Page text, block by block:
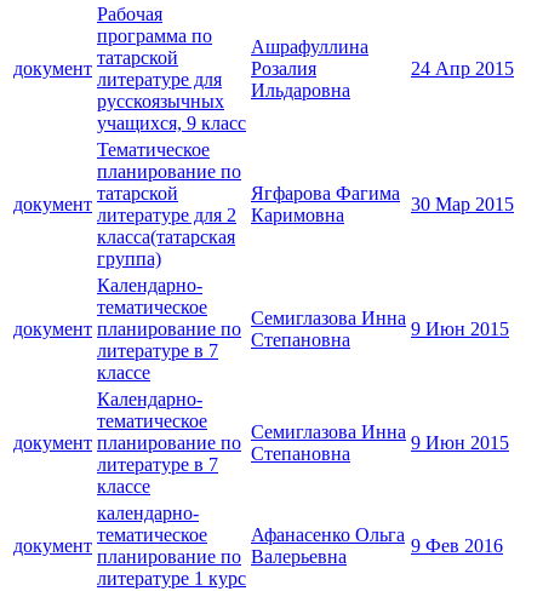
документ
Рабочая
программа по
татарской
литературе для
русскоязычных
учащихся, 9 класс
Ашрафуллина
Розалия
Ильдаровна
24 Апр 2015
документ
Тематическое
планирование по
татарской
литературе для 2
класса(татарская
группа)
Ягфарова Фагима
Каримовна
30 Мар 2015
документ
Календарно-
тематическое
планирование по
литературе в 7
классе
Семиглазова Инна
Степановна
9 Июн 2015
документ
Календарно-
тематическое
планирование по
литературе в 7
классе
Семиглазова Инна
Степановна
9 Июн 2015
документ
календарно-
тематическое
планирование по
литературе 1 курс
Афанасенко Ольга
Валерьевна
9 Фев 2016